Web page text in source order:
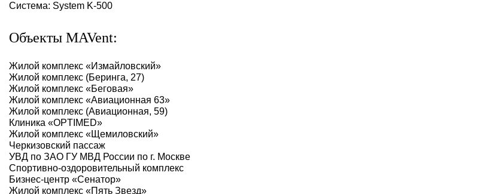
Система: System K-500
Объекты MAVent:
Жилой комплекс «‎Измайловский»‎
Жилой комплекс (Беринга, 27)
Жилой комплекс «‎Беговая»‎
Жилой комплекс «‎Авиационная 63»‎
Жилой комплекс (Авиационная, 59)
Клиника «OPTIMED»
Жилой комплекс «Щемиловский»
Черкизовский пассаж
УВД по ЗАО ГУ МВД России по г. Москве
Спортивно-оздоровительный комплекс
Бизнес-центр «Сенатор»
Жилой комплекс «Пять Звезд»